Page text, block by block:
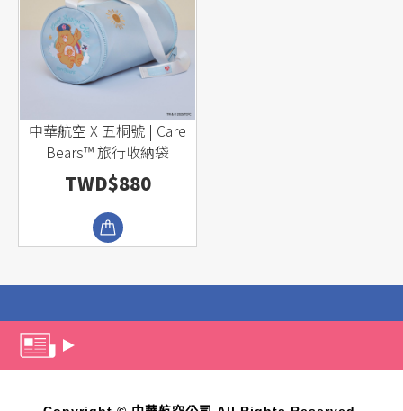
中華航空 X 五桐號 | Care
Bears™ 旅行收納袋
TWD$880